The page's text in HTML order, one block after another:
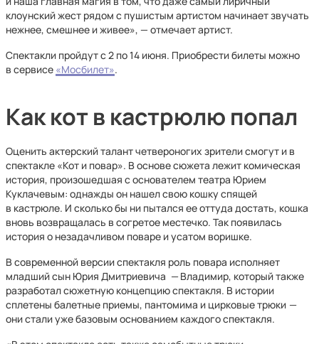
клоунский жест рядом с пушистым артистом начинает звучать
нежнее, смешнее и живее», — отмечает артист.
Спектакли пройдут с 2 по 14 июня. Приобрести билеты можно
в сервисе «Мосбилет».
Как кот в кастрюлю попал
Оценить актерский талант четвероногих зрители смогут и в
спектакле «Кот и повар». В основе сюжета лежит комическая
история, произошедшая с основателем театра Юрием
Куклачевым: однажды он нашел свою кошку спящей
в кастрюле. И сколько бы ни пытался ее оттуда достать, кошка
вновь возвращалась в согретое местечко. Так появилась
история о незадачливом поваре и усатом воришке.
В современной версии спектакля роль повара исполняет
младший сын Юрия Дмитриевича —Владимир, который также
разработал сюжетную концепцию спектакля. В истории
сплетены балетные приемы, пантомима и цирковые трюки —
они стали уже базовым основанием каждого спектакля.